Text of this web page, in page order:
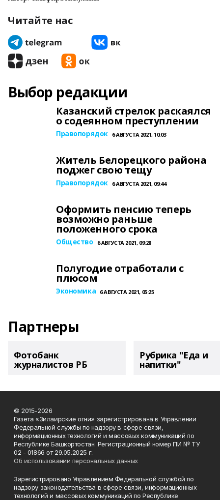
Читайте нас
Выбор редакции
Казанский стрелок раскаялся
о содеянном преступлении
Правопорядок 6 АВГУСТА 2021, 10:03
Житель Белорецкого района
поджег свою тещу
Правопорядок 6 АВГУСТА 2021, 09:44
Оформить пенсию теперь
возможно раньше
положенного срока
Общество 6 АВГУСТА 2021, 09:28
Полугодие отработали с
плюсом
Экономика 6 АВГУСТА 2021, 05:25
Партнеры
Фотобанк
журналистов РБ
Рубрика "Еда и
напитки"
© 2015-2026
Газета «Зилаирские огни» зарегистрирована в Управлении
Федеральной службы по надзору в сфере связи,
информационных технологий и массовых коммуникаций по
Республике Башкортостан. Регистрационный номер ПИ № ТУ
02 - 01866 от 29.05.2025 г.
Об использовании персональных данных
Зарегистрировано Управлением Федеральной службой по
надзору законодательства в сфере связи, информационных
технологий и массовых коммуникаций по Республике